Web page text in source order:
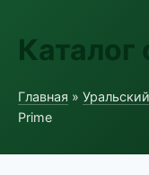
Каталог
Главная »
Prime